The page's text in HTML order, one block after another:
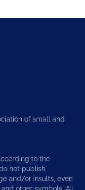
of small and
to the
not publish
and/or insults, even
other symbols. All